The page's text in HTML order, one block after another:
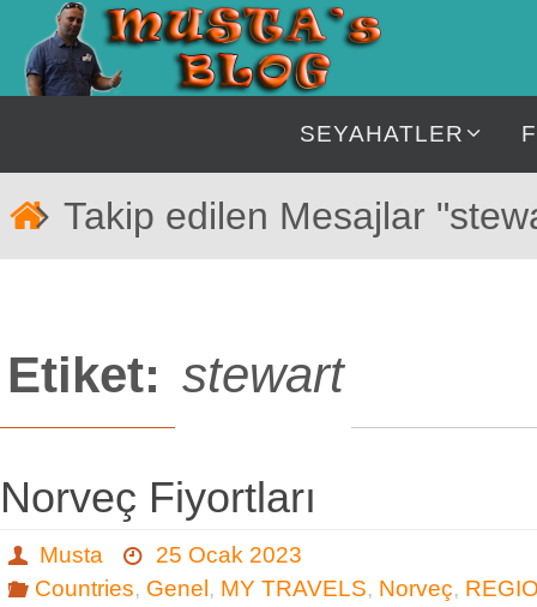
İçeriğe
geç
SEYAHATLER
Takip edilen Mesajlar
Etiket: stewart
Norveç Fiyortları
Musta
25 Ocak 2023
Countries, Genel , MY TRAVELS, Norveç,